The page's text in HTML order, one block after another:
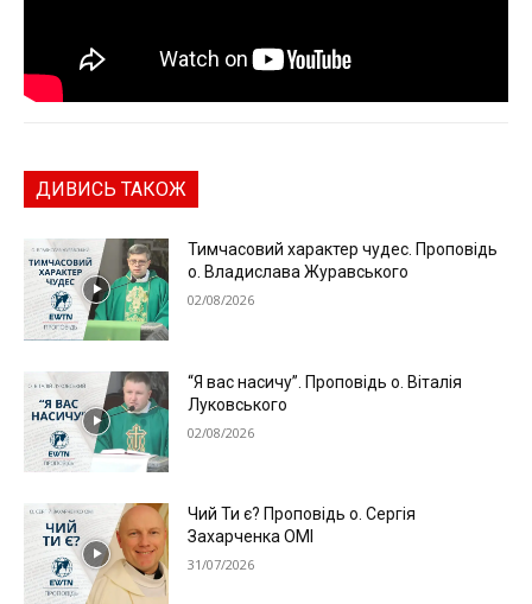
ДИВИСЬ ТАКОЖ
Тимчасовий характер чудес. Проповідь
о. Владислава Журавського
02/08/2026
“Я вас насичу”. Проповідь о. Віталія
Луковського
02/08/2026
Чий Ти є? Проповідь о. Сергія
Захарченка ОМІ
31/07/2026